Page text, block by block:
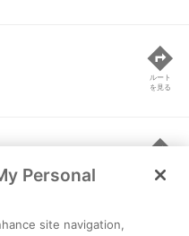
ルート
を見る
ルート
を見る
Personal
site navigation,